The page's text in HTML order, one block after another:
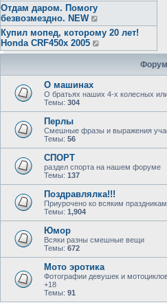
Отдам даром. Помогу
безвозмездно. NEW
Купил мопед, которому 20 лет!
Honda CRF450x 2005
Форум
О машинах
О братьях наших 4-х колесных
Темы: 304
Перлы
Смешные фразы и выражения
Темы: 56
СПОРТ
раздел спорта на нашем форуме
Темы: 137
Поздравлялка!!!
Приурочено ко всяким
Темы: 1,904
Юмор
Всяки разны смешные вещи
Темы: 672
Мото эротика
Фотографии девушек и
+18
Темы: 91